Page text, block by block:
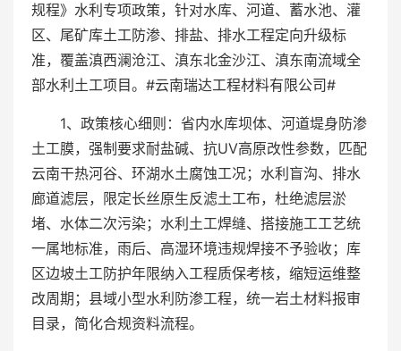
规程》水利专项政策，针对水库、河道、蓄水池、灌
区、尾矿库土工防渗、排盐、排水工程定向升级标
准，覆盖滇西澜沧江、滇东北金沙江、滇东南流域全
部水利土工项目。#云南瑞达工程材料有限公司#
1、政策核心细则：省内水库坝体、河道堤身防渗
土工膜，强制要求耐盐碱、抗UV高原改性参数，匹配
云南干热河谷、环湖水土腐蚀工况；水利盲沟、排水
廊道滤层，限定长丝原生反滤土工布，杜绝滤层淤
堵、水体二次污染；水利土工焊缝、搭接施工工艺统
一属地标准，雨后、高湿环境违规焊接不予验收；库
区边坡土工防护年限纳入工程质保考核，缩短运维整
改周期；县域小型水利防渗工程，统一岩土材料报审
目录，简化合规资料流程。